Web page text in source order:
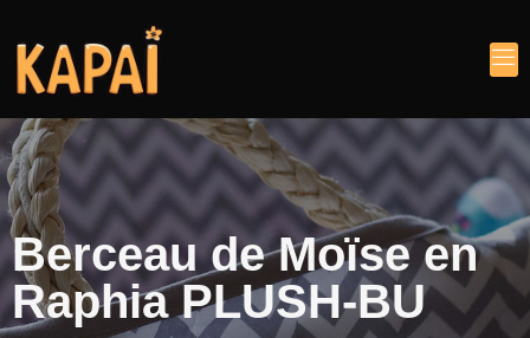
Berceau de Moïse en
Raphia PLUSH-BU